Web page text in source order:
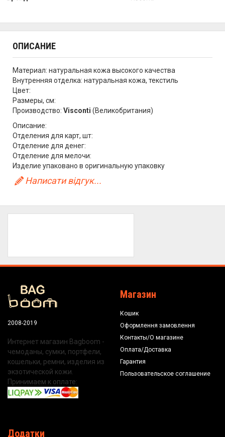
ОПИСАНИЕ
Материал: натуральная кожа высокого качества
Внутренняя отделка: натуральная кожа, текстиль
Цвет:
Размеры, см:
Производство: Visconti (Великобритания)
Описание:
Отделения для карт, шт:
Отделение для денег:
Отделение для мелочи:
Изделие упаковано в оригинальную упаковку
Написати відгук...
2008-2019
Интернет магазин Bagboom -
чемоданы, сумки, портфели,
кошельки, ремни, изделия из
экзотической кожи.
Принимаем к оплате:
Магазин
Кошик
Оформлення замовлення
Контакты/О магазине
Оплата/Доставка
Гарантия
Пользовательское соглашение
Додатки